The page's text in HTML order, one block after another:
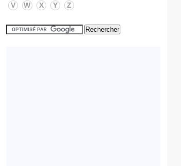
V
W X Y Z